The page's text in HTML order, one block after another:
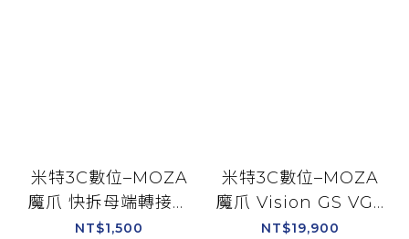
米特3C數位–MOZA
魔爪 快拆母端轉接頭
快拆組件 RS07 適用
NT$1,500
米特3C數位–MOZA
魔爪 Vision GS VGS
盤面 RS064
NT$19,900